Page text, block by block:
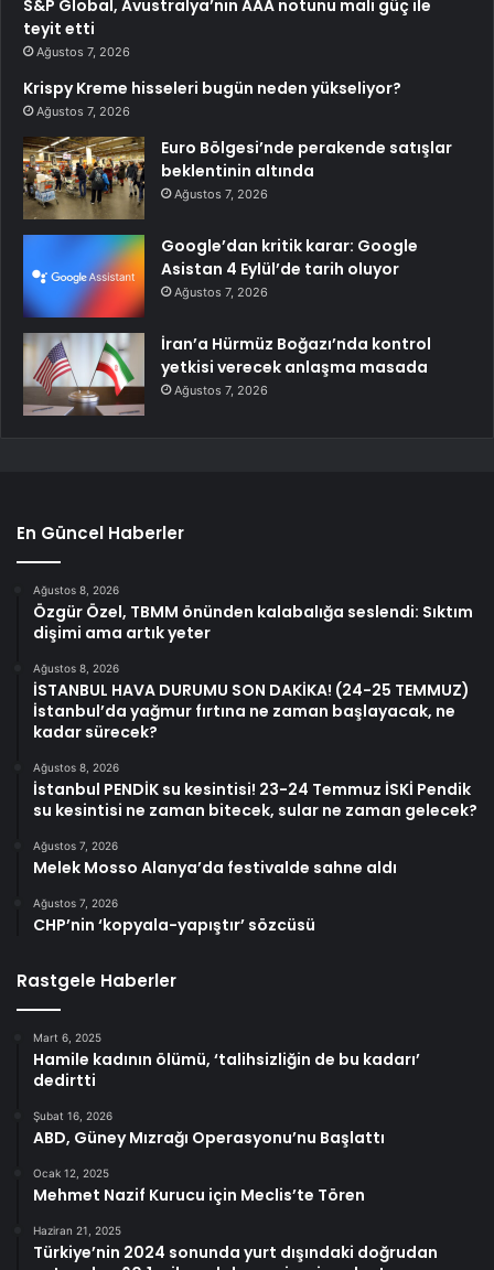
S&P Global, Avustralya’nın AAA notunu mali güç ile
teyit etti
Ağustos 7, 2026
Krispy Kreme hisseleri bugün neden yükseliyor?
Ağustos 7, 2026
Euro Bölgesi’nde perakende satışlar
beklentinin altında
Ağustos 7, 2026
Google’dan kritik karar: Google
Asistan 4 Eylül’de tarih oluyor
Ağustos 7, 2026
İran’a Hürmüz Boğazı’nda kontrol
yetkisi verecek anlaşma masada
Ağustos 7, 2026
En Güncel Haberler
Ağustos 8, 2026
Özgür Özel, TBMM önünden kalabalığa seslendi: Sıktım
dişimi ama artık yeter
Ağustos 8, 2026
İSTANBUL HAVA DURUMU SON DAKİKA! (24-25 TEMMUZ)
İstanbul’da yağmur fırtına ne zaman başlayacak, ne
kadar sürecek?
Ağustos 8, 2026
İstanbul PENDİK su kesintisi! 23-24 Temmuz İSKİ Pendik
su kesintisi ne zaman bitecek, sular ne zaman gelecek?
Ağustos 7, 2026
Melek Mosso Alanya’da festivalde sahne aldı
Ağustos 7, 2026
CHP’nin ‘kopyala-yapıştır’ sözcüsü
Rastgele Haberler
Mart 6, 2025
Hamile kadının ölümü, ‘talihsizliğin de bu kadarı’
dedirtti
Şubat 16, 2026
ABD, Güney Mızrağı Operasyonu’nu Başlattı
Ocak 12, 2025
Mehmet Nazif Kurucu için Meclis’te Tören
Haziran 21, 2025
Türkiye’nin 2024 sonunda yurt dışındaki doğrudan